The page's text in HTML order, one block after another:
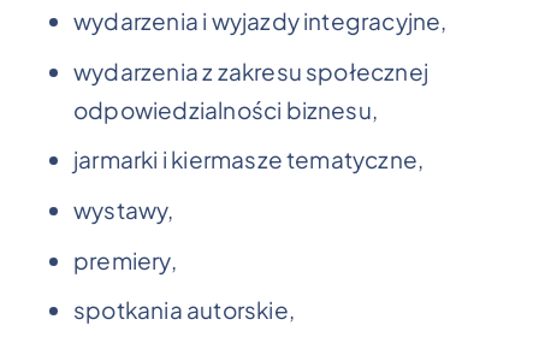
wydarzenia i wyjazdy integracyjne,
wydarzenia z zakresu społecznej
odpowiedzialności biznesu,
jarmarki i kiermasze tematyczne,
wystawy,
premiery,
spotkania autorskie,